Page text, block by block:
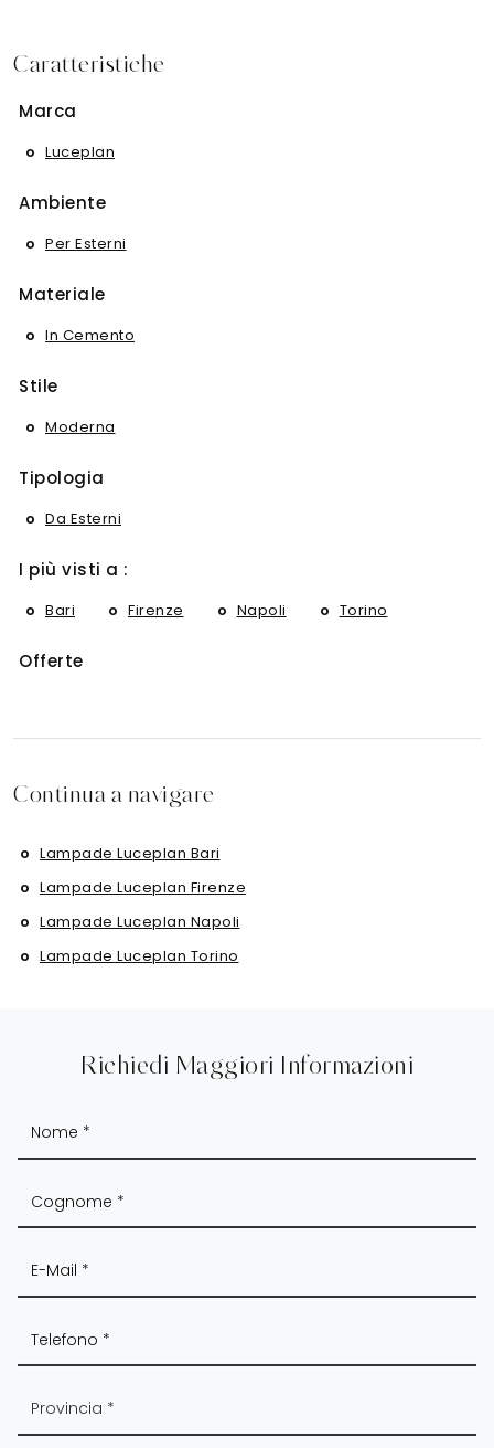
Caratteristiche
Marca
Luceplan
Ambiente
Per Esterni
Materiale
In Cemento
Stile
Moderna
Tipologia
Da Esterni
I più visti a :
Bari Firenze Napoli Torino
Offerte
Continua a navigare
Lampade Luceplan Bari
Lampade Luceplan Firenze
Lampade Luceplan Napoli
Lampade Luceplan Torino
Richiedi Maggiori Informazioni